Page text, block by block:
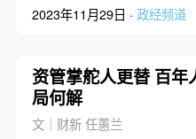
2023年11月29日 · 政经频道
资管掌舵人更替 百年
局何解
文｜财新 任蕙兰